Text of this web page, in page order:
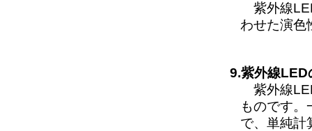
紫外線
わせた演色
9.紫外線LED
紫外線
ものです
で、単純計